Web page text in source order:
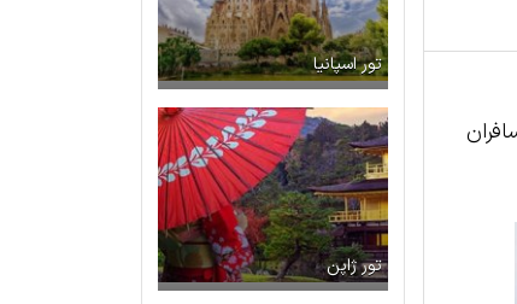
تور اسپانیا
تور ژاپن